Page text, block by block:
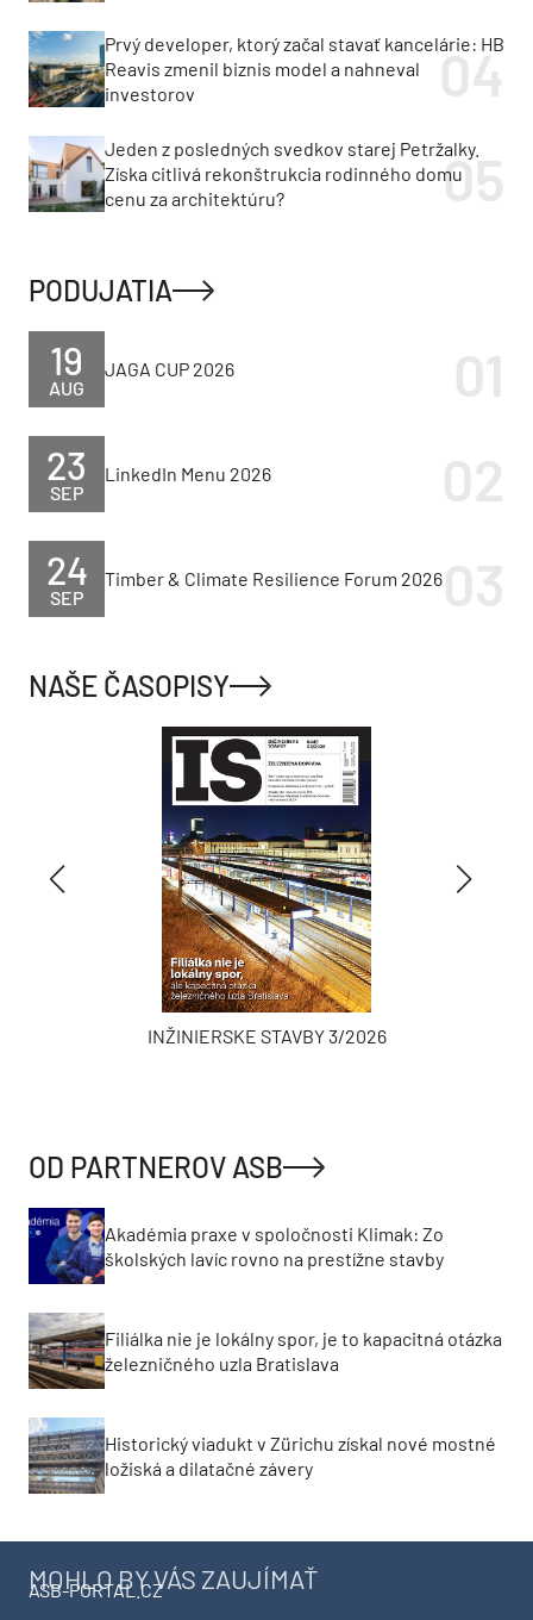
Prvý developer, ktorý začal stavať kancelárie: HB
Reavis zmenil biznis model a nahneval
investorov
Jeden z posledných svedkov starej Petržalky.
Získa citlivá rekonštrukcia rodinného domu
cenu za architektúru?
PODUJATIA
AUG
19 JAGA CUP 2026
SEP
23 LinkedIn Menu 2026
SEP
24 Timber & Climate Resilience Forum 2026
NAŠE ČASOPISY
INŽINIERSKE STAVBY 3/2026
OD PARTNEROV ASB
Akadémia praxe v spoločnosti Klimak: Zo
školských lavíc rovno na prestížne stavby
Filiálka nie je lokálny spor, je to kapacitná otázka
železničného uzla Bratislava
Historický viadukt v Zürichu získal nové mostné
ložiská a dilatačné závery
MOHLO BY VÁS ZAUJÍMAŤ
ASB-PORTAL.CZ